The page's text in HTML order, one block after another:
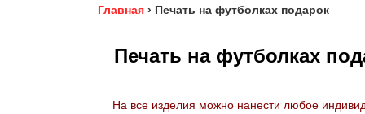
Главная › Печать на футболках подарок
Печать на футболках
На все изделия можно нанести любое